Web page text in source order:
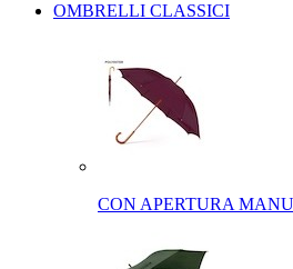
OMBRELLI CLASSICI
CON APERTURA